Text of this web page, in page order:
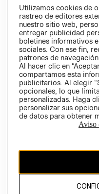
Chile ($)
El contenido de esta página
propiedad de H&M Hennes &
Utilizamos cookies de
rastreo de editores
nuestro sitio web,
entregar publicidad
boletines informativos
sociales. Con ese fin,
patrones de
Al hacer clic en
compartamos esta
publicitarios. Al elegir
opcionales, lo que
personalizadas. Haga
personalizar sus
de datos para obtener
Aviso